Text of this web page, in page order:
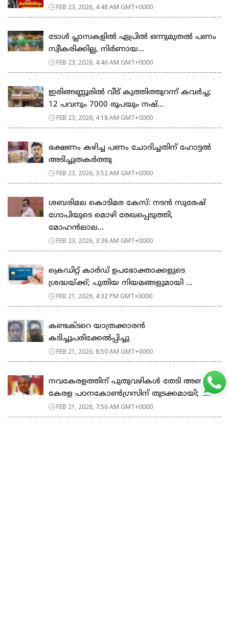
FEB 23, 2026, 4:48 AM GMT+0000
ടോള്‍ പ്ലാസകളില്‍ ഏപ്രില്‍ ഒന്നുമുതല്‍ പണം
സ്വീകരിക്കില്ല, നിര്‍ണായ...
FEB 23, 2026, 4:46 AM GMT+0000
ഇരിങ്ങണ്ണൂരിൽ വീട് കുത്തിത്തുറന്ന് കവർച്ച;
12 പവനും 7000 രൂപയും നഷ്...
FEB 23, 2026, 4:18 AM GMT+0000
ഭക്ഷണം കഴിച്ച പണം ചോദിച്ചതിന് ഹോട്ടൽ
അടിച്ചുതകർത്തു
FEB 23, 2026, 3:52 AM GMT+0000
ശബരിമല കൊടിമര കേസ്: നടൻ സുരേഷ്
ഗോപിയുടെ മൊഴി രേഖപ്പെടുത്തി,
മോഹൻലാല...
FEB 23, 2026, 3:36 AM GMT+0000
ക്രെഡിറ്റ് കാർഡ് ഉപഭോക്താക്കളുടെ
ശ്രദ്ധയ്ക്ക്; പുതിയ നിയമങ്ങളുമായി ...
FEB 21, 2026, 4:32 PM GMT+0000
കണ്ടക്ടറെ യാത്രക്കാരൻ
കടിച്ചുപരിക്കേൽപ്പിച്ചു
FEB 21, 2026, 8:50 AM GMT+0000
നവകേരളത്തിന് പുതുവഴികൾ തേടി അഞ്ചാം
കേരള പഠനകോൺഗ്രസിന് തുടക്കമായി; മ...
FEB 21, 2026, 7:56 AM GMT+0000